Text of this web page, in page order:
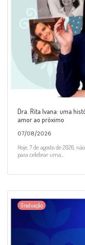
Dra. Rita Ivana: uma
amor ao próximo
07/08/2026
Hoje, 7 de agosto de 2026,
para celebrar uma...
Graduação